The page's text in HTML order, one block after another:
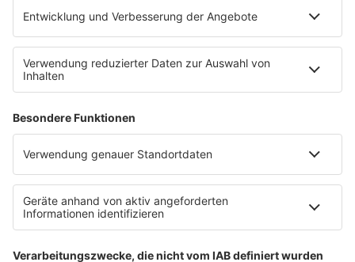
Impressum
Kontakt
myBOB App
BOB-Plakate & Aufkleber bestellen
Datenschutz
Datenschutzeinstellungen
Teilnahmebedingungen
RADIO BOB! auf radioplayer.de
Partner
Wacken Radio by RADIO BOB!